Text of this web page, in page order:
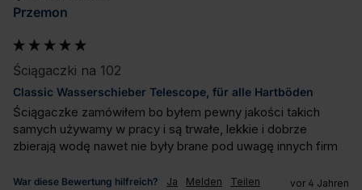
Przemon
Ściągaczki na 102
Classic Wasserschieber Telescope, für alle Hartböden
Ściągaczke zamówiłem bo byłem pewny jakości takich
samych używamy w pracy i są trwałe, lekkie i dobrze
zbierają wodę nawet nie były brane pod uwagę innych firm
War diese Bewertung hilfreich? Ja Melden Teilen vor 4 Jahren